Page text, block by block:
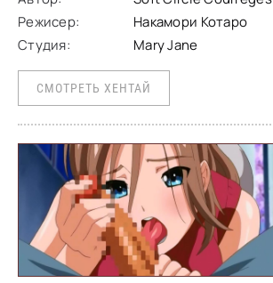
Режисер:
Накамори Котаро
Студия:
Mary Jane
СМОТРЕТЬ ХЕНТАЙ